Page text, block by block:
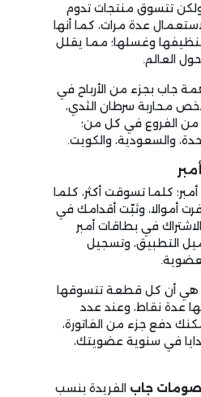
تتسوق منتجات تدوم
عدة مرات، كما أنها
وغسلها؛ مما يقلل
العالم.
جاب بجزء من الأرباح في
محاربة سرطان الثدي،
من الفروع في كل من؛
والسعودية، والكويت.
كلما تسوقت أكثر، كلما
أموالا، وثبّت أقدامك في
في بطاقات أمبر
التطبيق، وتسجيل
هي أن كل قطعة تتسوقها
عدة نقاط، وعند عدد
دفع جزء من الفاتورة،
في سنوية عضويتك،
جاب الفريدة بنسب